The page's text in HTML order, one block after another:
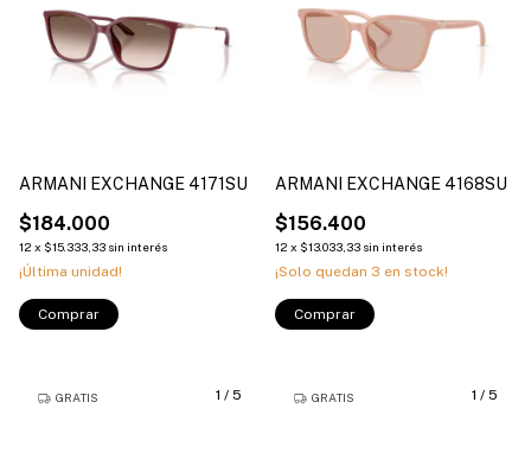
ARMANI EXCHANGE 4171SU
$184.000
12 x $15.333,33 sin interés
¡Última unidad!
Comprar
ARMANI EXCHANGE 4168SU
$156.400
12 x $13.033,33 sin interés
¡Solo quedan 3 en stock!
Comprar
1 / 5
GRATIS 1 / 5
GRATIS